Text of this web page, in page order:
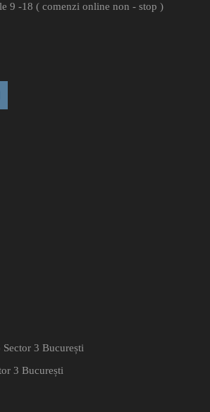
9 -18 ( comenzi online non - stop )
3 București
3 București